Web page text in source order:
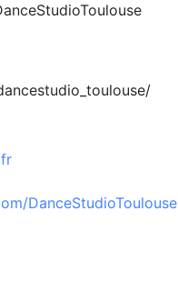
DanceStudioToulouse